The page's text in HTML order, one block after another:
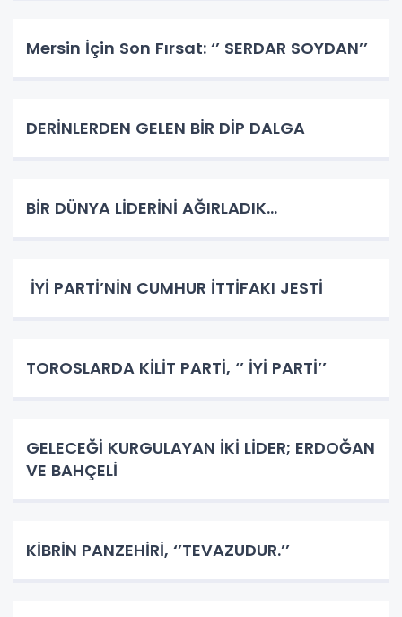
Mersin İçin Son Fırsat: ‘’ SERDAR SOYDAN’’
DERİNLERDEN GELEN BİR DİP DALGA
BİR DÜNYA LİDERİNİ AĞIRLADIK…
İYİ PARTİ’NİN CUMHUR İTTİFAKI JESTİ
TOROSLARDA KİLİT PARTİ, ‘’ İYİ PARTİ’’
GELECEĞİ KURGULAYAN İKİ LİDER; ERDOĞAN
VE BAHÇELİ
KİBRİN PANZEHİRİ, ‘’TEVAZUDUR.’’